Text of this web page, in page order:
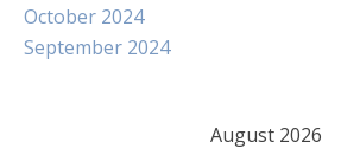
October 2024
September 2024
August 2026